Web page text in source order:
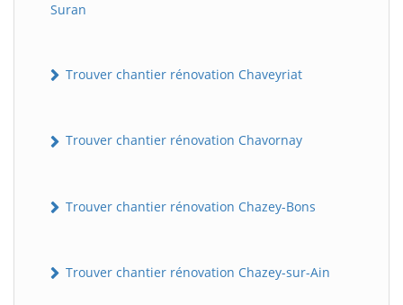
Suran
Trouver chantier rénovation Chaveyriat
Trouver chantier rénovation Chavornay
Trouver chantier rénovation Chazey-Bons
Trouver chantier rénovation Chazey-sur-Ain